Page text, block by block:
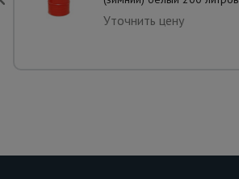
Уточнить цену